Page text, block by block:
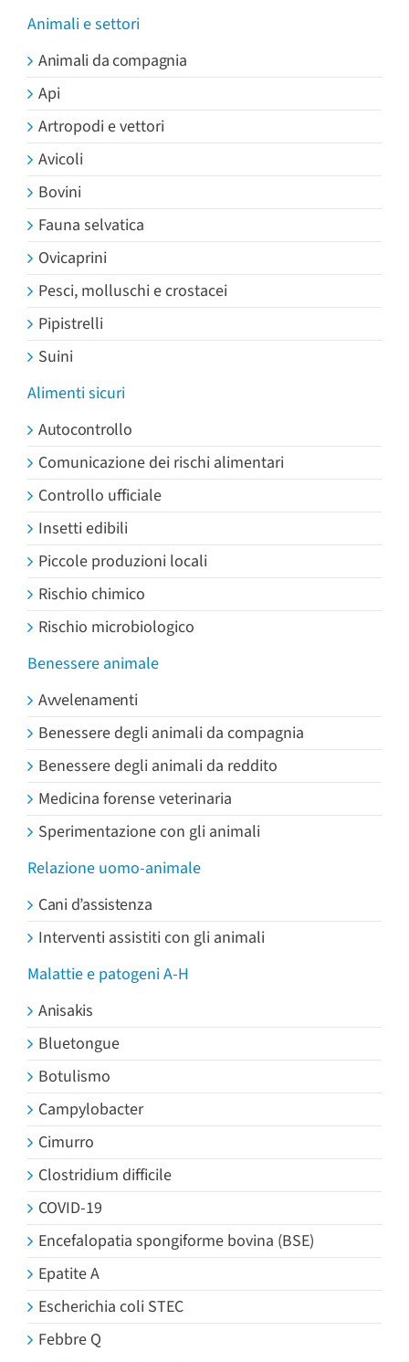
Animali e settori
Animali da compagnia
Api
Artropodi e vettori
Avicoli
Bovini
Fauna selvatica
Ovicaprini
Pesci, molluschi e crostacei
Pipistrelli
Suini
Alimenti sicuri
Autocontrollo
Comunicazione dei rischi alimentari
Controllo ufficiale
Insetti edibili
Piccole produzioni locali
Rischio chimico
Rischio microbiologico
Benessere animale
Avvelenamenti
Benessere degli animali da compagnia
Benessere degli animali da reddito
Medicina forense veterinaria
Sperimentazione con gli animali
Relazione uomo-animale
Cani d’assistenza
Interventi assistiti con gli animali
Malattie e patogeni A-H
Anisakis
Bluetongue
Botulismo
Campylobacter
Cimurro
Clostridium difficile
COVID-19
Encefalopatia spongiforme bovina (BSE)
Epatite A
Escherichia coli STEC
Febbre Q